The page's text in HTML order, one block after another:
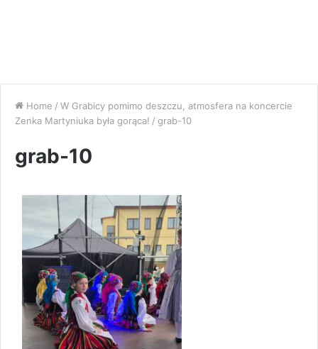
Home / W Grabicy pomimo deszczu, atmosfera na koncercie
Zenka Martyniuka była gorąca! / grab-10
grab-10